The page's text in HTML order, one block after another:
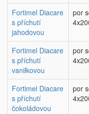
Fortimel Diacare
s příchutí
jahodovou
por
Fortimel Diacare
s příchutí
vanilkovou
por
Fortimel Diacare
s příchutí
čokoládovou
por